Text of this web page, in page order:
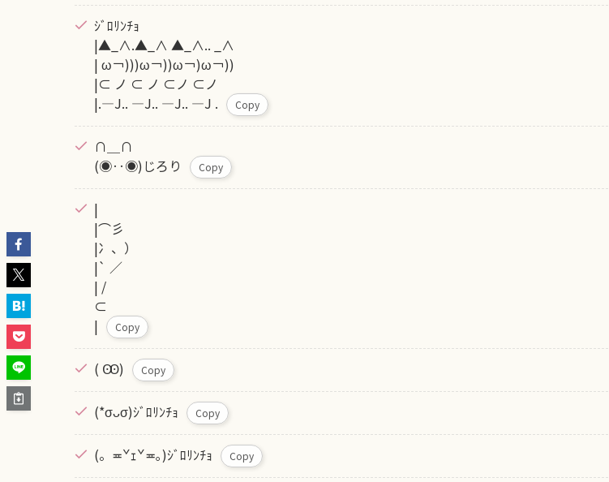
ｼﾞﾛﾘﾝﾁｮ
|▲_∧.▲_∧ ▲_∧.. _∧
| ω￢)))ω￢))ω￢)ω￢))
|⊂ ノ ⊂ ノ ⊂ノ ⊂ノ
|.―J.. ―J.. ―J.. ―J .
Copy
∩＿∩
(◉‥◉)じろり
Copy
|
|⌒彡
|冫、）
|` ／
| /
⊂
|
Copy
( Ꙭ) Copy
(*σᴗσ)ｼﾞﾛﾘﾝﾁｮ Copy
(。≖ˇｪˇ≖｡)ｼﾞﾛﾘﾝﾁｮ Copy